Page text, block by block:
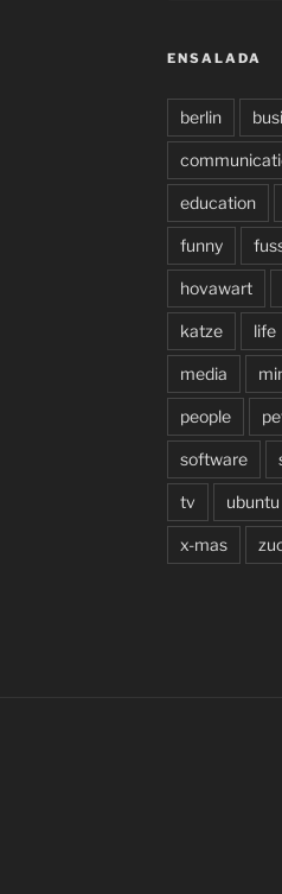
ENSALADA
berlin
education
funny
hovawart
katze life
media
people
software
tv ubuntu
x-mas